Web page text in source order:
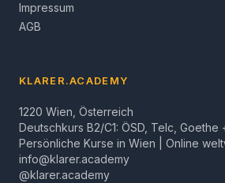
Impressum
AGB
KLARER.ACADEMY
1220 Wien, Österreich
Deutschkurs B2/C1: ÖSD, Telc, Goethe
Persönliche Kurse in Wien | Online
info@klarer.academy
@klarer.academy